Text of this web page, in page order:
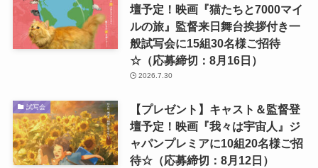
壇予定！映画『猫たちと7000マイ
ルの旅』監督来日舞台挨拶付き一
般試写会に15組30名様ご招待
☆（応募締切：8月16日）
2026.7.30
試写会
【プレゼント】キャスト＆監督登
壇予定！映画『我々は宇宙人』ジ
ャパンプレミアに10組20名様ご招
待☆（応募締切：8月12日）